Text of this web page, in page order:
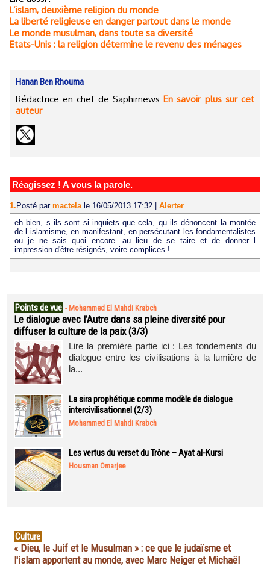
L’islam, deuxième religion du monde
La liberté religieuse en danger partout dans le monde
Le monde musulman, dans toute sa diversité
Etats-Unis : la religion détermine le revenu des ménages
Hanan Ben Rhouma
Rédactrice en chef de SaphirnewsEn savoir plus sur cet
auteur
Réagissez ! A vous la parole.
1. Posté par mactela le 16/05/2013 17:32
Alerter
eh bien, s ils sont si inquiets que cela, qu ils dénoncent la montée
de l islamisme, en manifestant, en persécutant les fondamentalistes
ou je ne sais quoi encore. au lieu de se taire et de donner l
impression d'être résignés, voire complices !
Points de vue - Mohammed El Mahdi Krabch
Le dialogue avec l’Autre dans sa pleine diversité pour
diffuser la culture de la paix (3/3)
Lire la première partie ici : Les fondements du
dialogue entre les civilisations à la lumière de
la...
La sira prophétique comme modèle de dialogue
intercivilisationnel (2/3)
Mohammed El Mahdi Krabch
Les vertus du verset du Trône – Ayat al-Kursi
Housman Omarjee
Culture
« Dieu, le Juif et le Musulman » : ce que le judaïsme et
l'islam apportent au monde, avec Marc Neiger et Michaël